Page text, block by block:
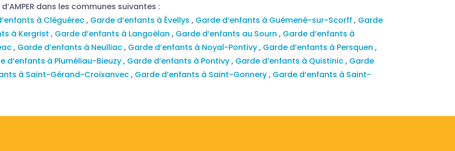
dans les communes suivantes :
à Cléguérec, Garde d’enfants à Évellys, Garde d’enfants à Guémené-sur-Scorff, Garde
à Kergrist, Garde d’enfants à Langoëlan, Garde d’enfants au Sourn, Garde d’enfants à
, Garde d’enfants à Neulliac, Garde d’enfants à Noyal-Pontivy, Garde d’enfants à Persquen,
d’enfants à Pluméliau-Bieuzy, Garde d’enfants à Pontivy, Garde d’enfants à Quistinic, Garde
à Saint-Gérand-Croixanvec, Garde d’enfants à Saint-Gonnery, Garde d’enfants à Saint-